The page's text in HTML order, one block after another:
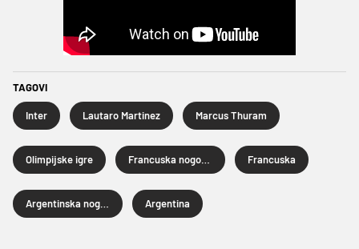
TAGOVI
Inter Lautaro Martinez Marcus Thuram
Olimpijske igre Francuska
Argentina